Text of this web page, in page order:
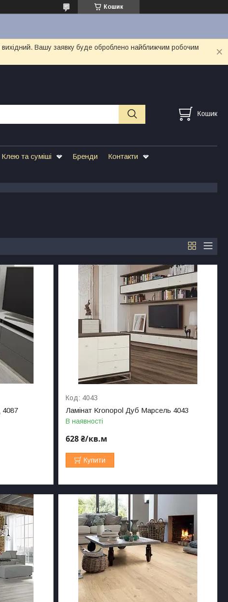
Кошик
вихідний. Вашу заявку буде оброблено найближчим робочим
Кошик
Клею та суміші Бренди Контакти
4043
Ламінат Kronopol Дуб Марсель 4043
В наявності
628 ₴/кв.м
Купити